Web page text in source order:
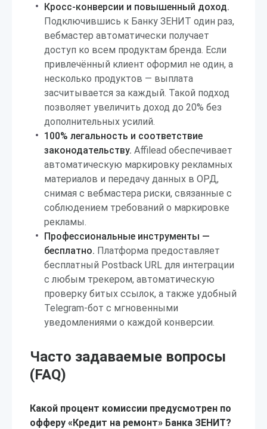
Кросс-конверсии и повышенный доход.
Подключившись к Банку ЗЕНИТ один раз,
вебмастер автоматически получает
доступ ко всем продуктам бренда. Если
привлечённый клиент оформил не один, а
несколько продуктов — выплата
засчитывается за каждый. Такой подход
позволяет увеличить доход до 20% без
дополнительных усилий.
100% легальность и соответствие
законодательству. Affilead обеспечивает
автоматическую маркировку рекламных
материалов и передачу данных в ОРД,
снимая с вебмастера риски, связанные с
соблюдением требований о маркировке
рекламы.
Профессиональные инструменты —
бесплатно. Платформа предоставляет
бесплатный Postback URL для интеграции
с любым трекером, автоматическую
проверку битых ссылок, а также удобный
Telegram-бот с мгновенными
уведомлениями о каждой конверсии.
Часто задаваемые вопросы
(FAQ)
Какой процент комиссии предусмотрен по
офферу «Кредит на ремонт» Банка ЗЕНИТ?